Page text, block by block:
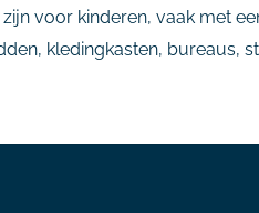
voor kinderen, vaak met
kledingkasten, bureaus,